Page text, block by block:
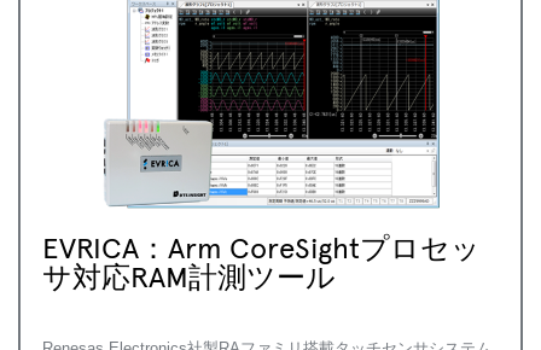
EVRICA：Arm CoreSightプロセッ
サ対応RAM計測ツール